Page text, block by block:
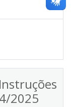
2025